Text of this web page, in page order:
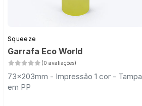
Squeeze
Garrafa Eco World
(0 avaliações)
73x203mm - Impressão 1 cor - Tampa
em PP